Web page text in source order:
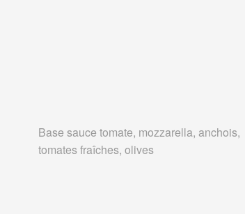
Base sauce tomate, mozzarella, anchois,
tomates fraîches, olives